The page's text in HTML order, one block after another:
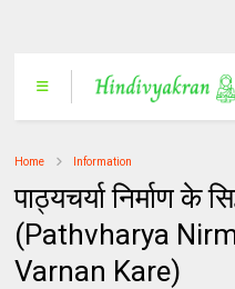
Home Information
पाठ्यचर्या निर्माण के
(Pathvharya
Varnan Kare)